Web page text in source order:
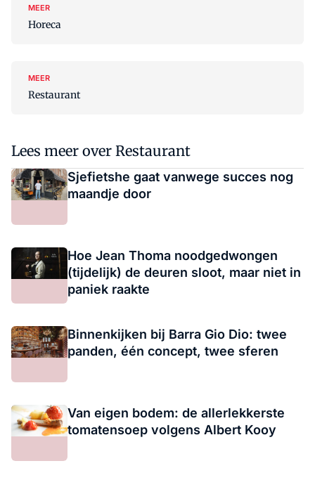
MEER
Horeca
MEER
Restaurant
Lees meer over Restaurant
Sjefietshe gaat vanwege succes nog
maandje door
Hoe Jean Thoma noodgedwongen
(tijdelijk) de deuren sloot, maar niet in
paniek raakte
Binnenkijken bij Barra Gio Dio: twee
panden, één concept, twee sferen
Van eigen bodem: de allerlekkerste
tomatensoep volgens Albert Kooy